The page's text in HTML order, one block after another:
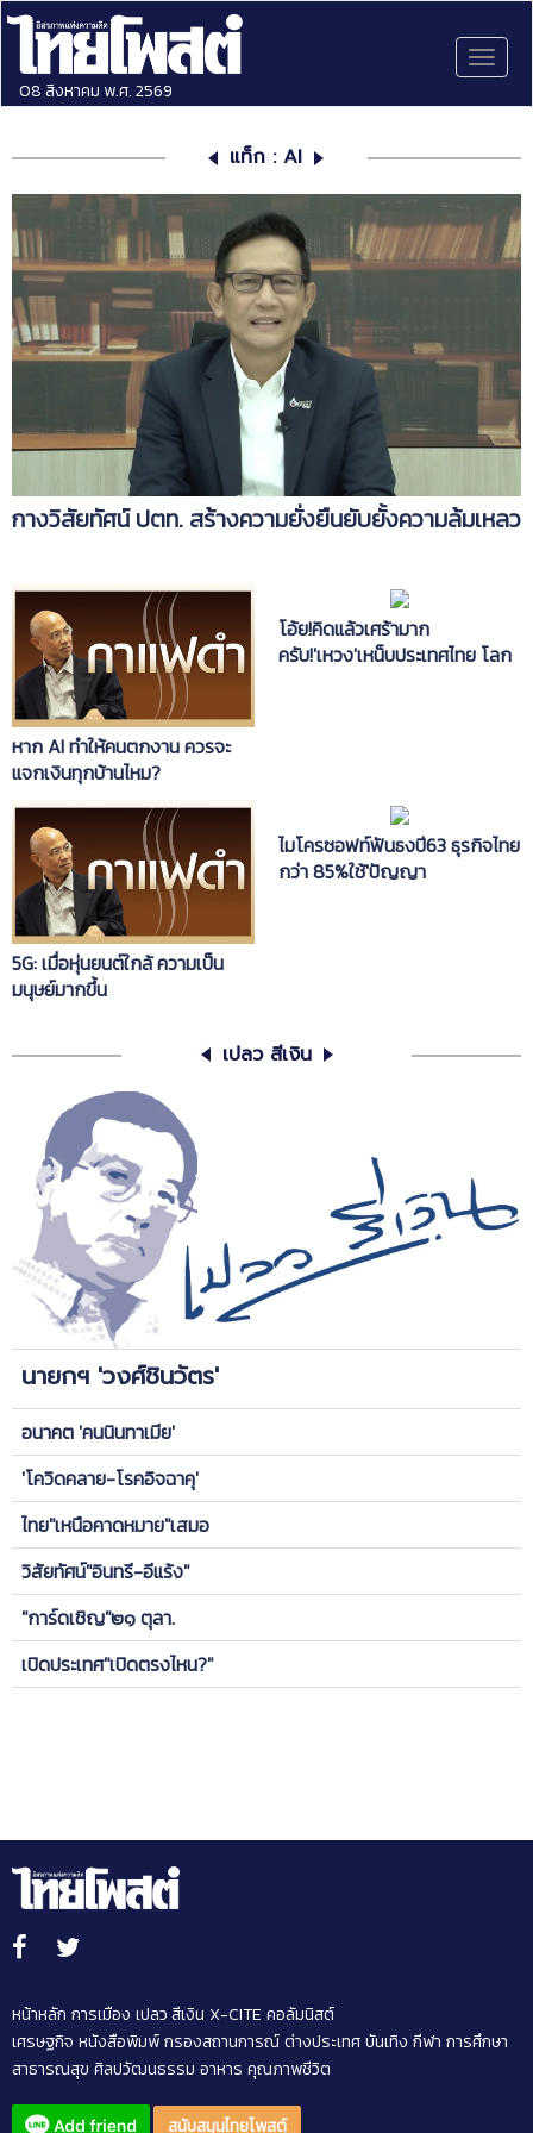
08 สิงหาคม พ.ศ. 2569
แท็ก : AI
กางวิสัยทัศน์ ปตท. สร้างความยั่งยืนยับยั้งความล้มเหลว
หาก AI ทำให้คนตกงาน ควรจะ
แจกเงินทุกบ้านไหม?
โอ้ย!คิดแล้วเศร้ามาก
ครับ!'เหวง'เหน็บประเทศไทย โลก
5G: เมื่อหุ่นยนต์ใกล้ ความเป็น
มนุษย์มากขึ้น
ไมโครซอฟท์ฟันธงปี63 ธุรกิจไทย
กว่า 85%ใช้'ปัญญา
เปลว สีเงิน
นายกฯ 'วงศ์ชินวัตร'
อนาคต 'คนนินทาเมีย'
'โควิดคลาย-โรคอิจฉาคุ'
ไทย"เหนือคาดหมาย"เสมอ
วิสัยทัศน์"อินทรี-อีแร้ง"
"การ์ดเชิญ"๒๑ ตุลา.
เปิดประเทศ"เปิดตรงไหน?"
หน้าหลัก การเมือง เปลว สีเงิน X-CITE คอลัมนิสต์
เศรษฐกิจ หนังสือพิมพ์กรองสถานการณ์ต่างประเทศบันเทิง กีฬา การศึกษา
สาธารณสุข ศิลปวัฒนธรรม อาหาร คุณภาพชีวิต
สนับสนุนไทยโพสต์